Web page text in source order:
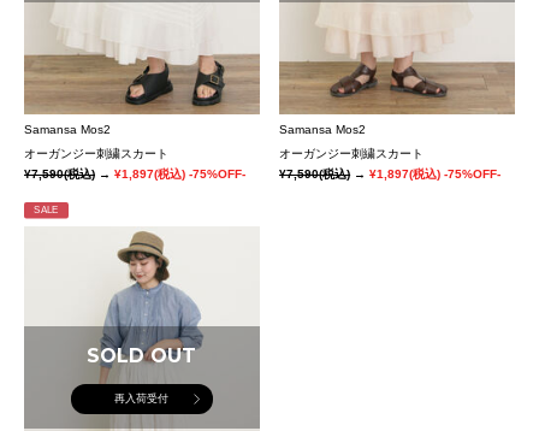
Samansa Mos2
オーガンジー刺繍スカート
¥7,590(税込) → ¥1,897(税込) -75%OFF-
Samansa Mos2
オーガンジー刺繍スカート
¥7,590(税込)→¥1,897(税込) -75%OFF-
SALE
SOLD OUT
再入荷受付